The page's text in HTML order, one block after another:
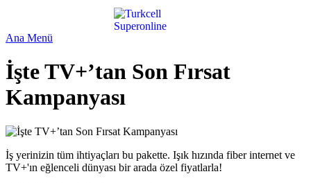
Ana Menü
İşte TV+’tan Son Fırsat
Kampanyası
İş yerinizin tüm ihtiyaçları bu pakette. Işık hızında fiber internet ve
TV+'ın eğlenceli dünyası bir arada özel fiyatlarla!